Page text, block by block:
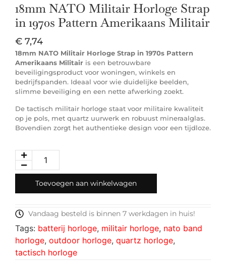
18mm NATO Militair Horloge Strap
in 1970s Pattern Amerikaans Militair
€ 7,74
18mm NATO Militair Horloge Strap in 1970s Pattern
Amerikaans Militair is een betrouwbare
beveiligingsproduct voor woningen, winkels en
bedrijfspanden. Ideaal voor wie duidelijke beelden,
slimme beveiliging en een nette afwerking zoekt.
De tactisch militair horloge staat voor militaire kwaliteit
op je pols, met quartz uurwerk en robuust mineraalglas.
Bovendien zorgt het authentieke design voor een tijdloze.
Toevoegen aan winkelwagen
Vandaag besteld is binnen 7 werkdagen in huis!
Tags: batterij horloge, militair horloge, nato band
horloge, outdoor horloge, quartz horloge,
tactisch horloge